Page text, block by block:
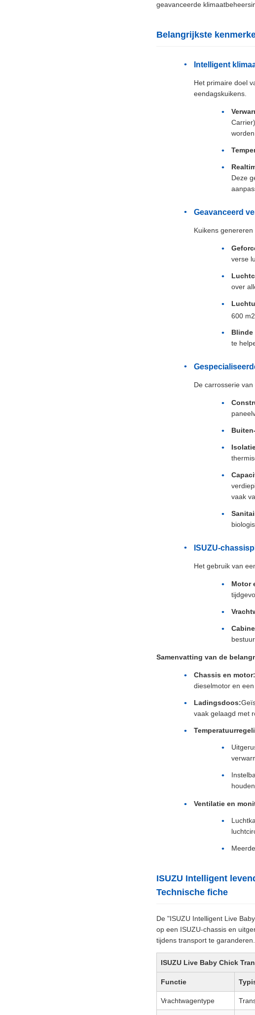
geavanceerde
Belangrijkste
Intelligent
Het primaire doel
eendagskuikens.
Deze
Geavanceerd
Kuikens
verse
over
600
Blinde
te
De carrosserie
vaak
ISUZU-
Het gebruik van
Motor
Samenvatting van de
Chassis en motor:
dieselmotor en
Ladingsdoos:
vaak gelaagd met
Ventilatie en
ISUZU Intelligent
Technische fiche
De "ISUZU Intelligent Live
op een ISUZU-chassis en
tijdens transport te garanderen.
ISUZU Live Baby Chick
Functie
Vrachtwagentype